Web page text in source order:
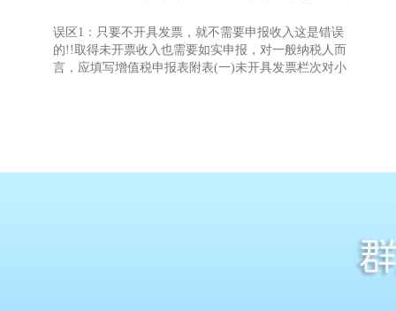
误区1：只要不开具发票，就不需要申报收入这是错误
的!!取得未开票收入也需要如实申报，对一般纳税人而
言，应填写增值税申报表附表(一)未开具发票栏次对小
的收